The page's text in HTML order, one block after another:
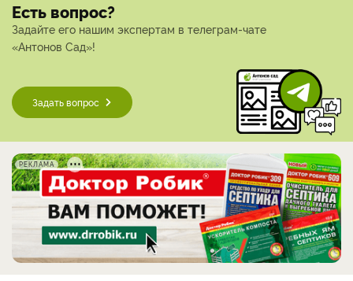
Есть вопрос?
Задайте его нашим экспертам в телеграм-чате
«Антонов Сад»!
Задать вопрос
РЕКЛАМА